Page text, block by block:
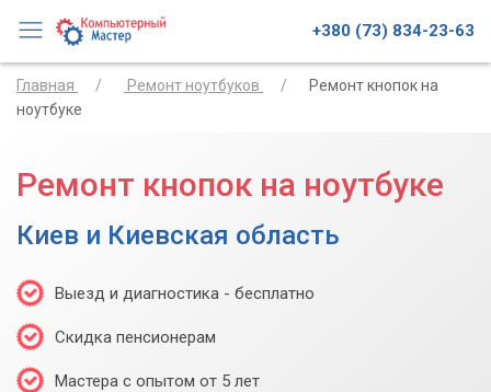
+380 (73) 834-23-63
Главная Ремонт ноутбуков
Ремонт кнопок на
ноутбуке
Ремонт кнопок на ноутбуке
Киев и Киевская область
Выезд и диагностика - бесплатно
Скидка пенсионерам
Мастера с опытом от 5 лет